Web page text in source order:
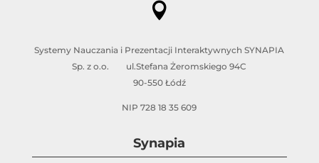

Systemy Nauczania i Prezentacji Interaktywnych SYNAPIA
Sp. z o.o. ul.Stefana Żeromskiego 94C
90-550 Łódź
NIP 728 18 35 609
Synapia